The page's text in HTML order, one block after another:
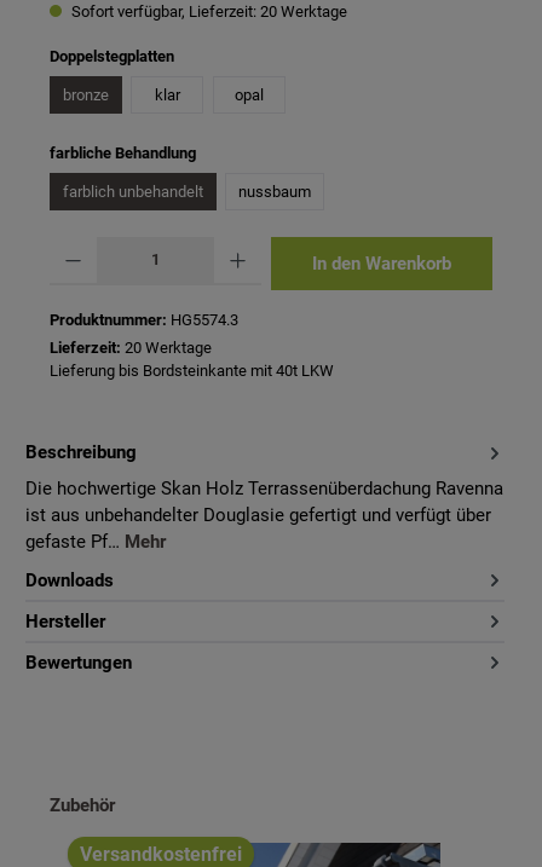
Sofort verfügbar, Lieferzeit: 20 Werktage
Doppelstegplattenauswählen
bronze klar opal
farbliche Behandlungauswählen
farblich unbehandelt nussbaum
In den Warenkorb
Produktnummer: HG5574.3
Lieferzeit: 20 Werktage
Lieferung bis Bordsteinkante mit 40t LKW
Beschreibung
Die hochwertige Skan Holz Terrassenüberdachung Ravenna
ist aus unbehandelter Douglasie gefertigt und verfügt über
gefaste Pf… Mehr
Downloads
Hersteller
Bewertungen
Produktgalerie überspringen
Zubehör
Versandkostenfrei